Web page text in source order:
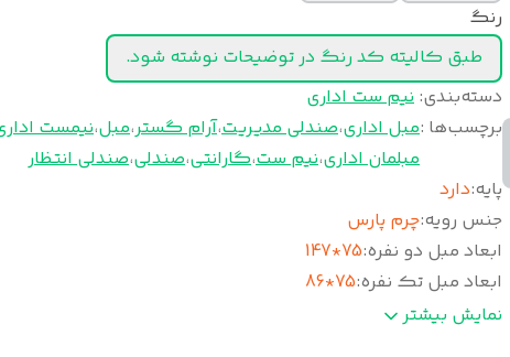
رنگ
طبق کالیته کد رنگ در توضیحات نوشته شود.
دسته‌بندی: نیم ست اداری
برچسب‌ها :مبل اداری،صندلی مدیریت،آرام گستر،مبل،نیمست
مبلمان اداری،نیم ست،گارانتی،صندلی،صندلی انتظار
پایه:دارد
جنس رویه:چرم پارس
ابعاد مبل دو نفره:
75*147
ابعاد مبل تک نفره:
75*86
خدمات پس از فروش
نمایش بیشتر